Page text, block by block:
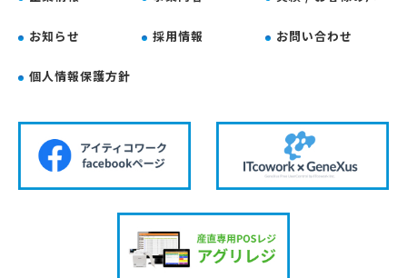
お知らせ 採用情報 お問い合わせ
個人情報保護方針